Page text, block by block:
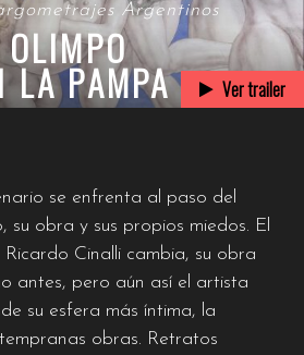
Argentinos
LA PAMPA Ver trailer
se enfrenta al paso del
su obra y sus propios miedos. El
Cinalli cambia, su obra
antes, pero aún así el artista
su esfera más íntima, la
obras. Retratos